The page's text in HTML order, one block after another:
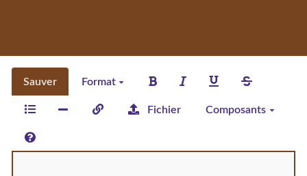
Sauver Format
Fichier Composants